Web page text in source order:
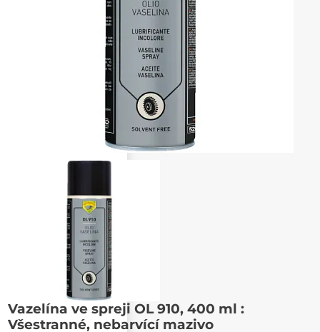
Vazelína ve spreji OL 910, 400 ml :
Všestranné, nebarvící mazivo
Poslat známému